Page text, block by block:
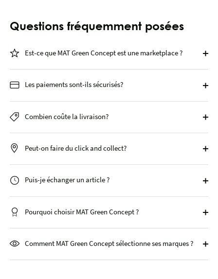
Questions fréquemment posées
Est-ce que MAT Green Concept est une marketplace ?
Les paiements sont-ils sécurisés?
Combien coûte la livraison?
Peut-on faire du click and collect?
Puis-je échanger un article ?
Pourquoi choisir MAT Green Concept ?
Comment MAT Green Concept sélectionne ses marques ?